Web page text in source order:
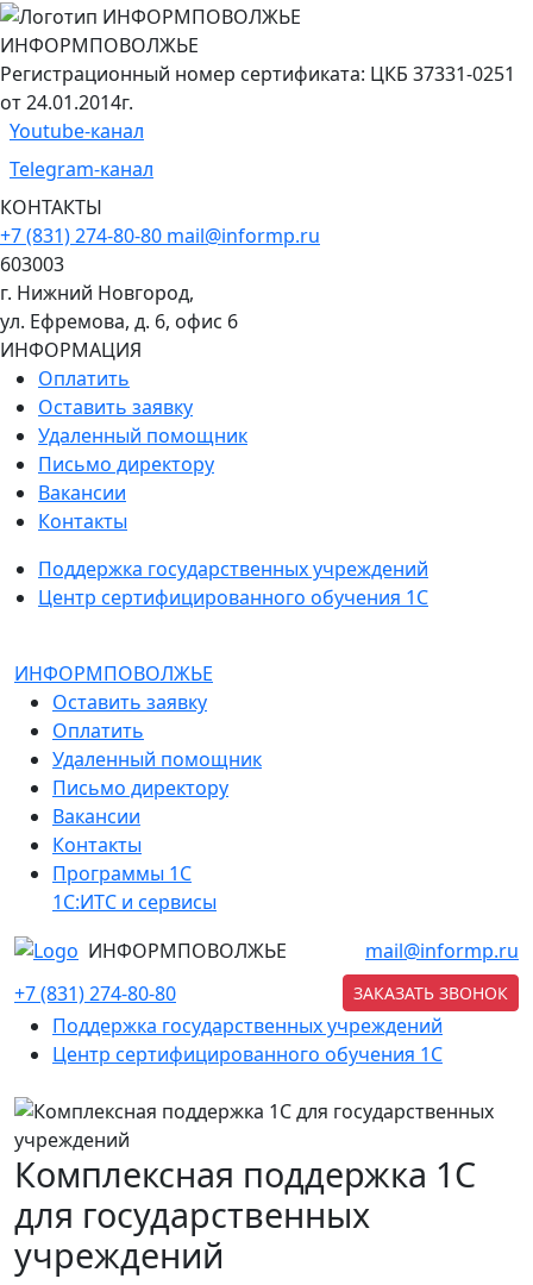
ИНФОРМПОВОЛЖЬЕ
Регистрационный номер сертификата: ЦКБ 37331-0251
от 24.01.2014г.
Youtube-канал
Telegram-канал
КОНТАКТЫ
+7 (831) 274-80-80 mail@informp.ru
603003
г. Нижний Новгород,
ул. Ефремова, д. 6, офис 6
ИНФОРМАЦИЯ
Оплатить
Оставить заявку
Удаленный помощник
Письмо директору
Вакансии
Контакты
Поддержка государственных учреждений
Центр сертифицированного обучения 1С
ИНФОРМПОВОЛЖЬЕ
Оставить заявку
Оплатить
Удаленный помощник
Письмо директору
Вакансии
Контакты
Программы 1С
1С:ИТС и сервисы
ИНФОРМПОВОЛЖЬЕ
mail@informp.ru
+7 (831) 274-80-80
ЗАКАЗАТЬ ЗВОНОК
Поддержка государственных учреждений
Центр сертифицированного обучения 1С
Комплексная поддержка 1С
для государственных
учреждений